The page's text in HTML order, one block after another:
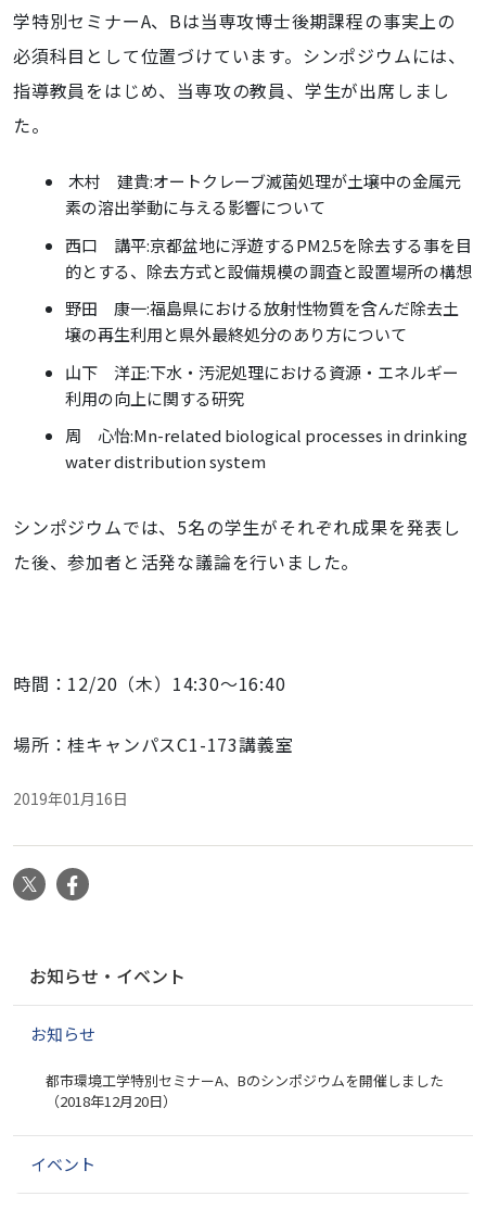
学特別セミナーA、Bは当専攻博士後期課程の事実上の
必須科目として位置づけています。シンポジウムには、
指導教員をはじめ、当専攻の教員、学生が出席しまし
た。
木村 建貴:オートクレーブ滅菌処理が土壌中の金属元
素の溶出挙動に与える影響について
西口 講平:京都盆地に浮遊するPM2.5を除去する事を目
的とする、除去方式と設備規模の調査と設置場所の構想
野田 康一:福島県における放射性物質を含んだ除去土
壌の再生利用と県外最終処分のあり方について
山下 洋正:下水・汚泥処理における資源・エネルギー
利用の向上に関する研究
周 心怡:Mn-related biological processes in drinking
water distribution system
シンポジウムでは、5名の学生がそれぞれ成果を発表し
た後、参加者と活発な議論を行いました。
時間：12/20（木）14:30～16:40
場所：桂キャンパスC1-173講義室
2019年01月16日
X
ゲ
お知らせ・イベント
お知らせ
都市環境工学特別セミナーA、Bのシンポジウムを開催しました
（2018年12月20日）
イベント